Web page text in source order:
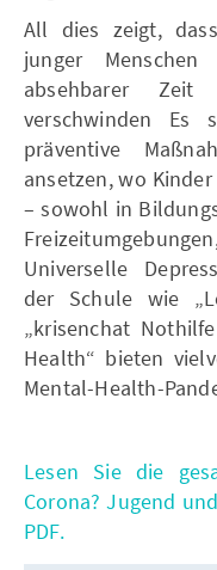
All dies zeigt,
junger
absehbarer
verschwinden Es
präventive
ansetzen, wo
– sowohl in
Universelle
der Schule wie
„krisenchat
Health“ bieten
Mental-Health-
Lesen Sie die
Corona? Jugend
PDF.